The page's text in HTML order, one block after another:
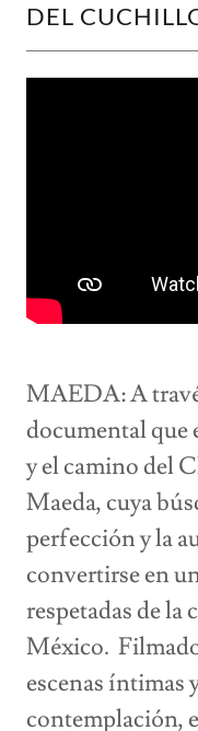
DEL
MAEDA: A
documental que
y el camino del
Maeda, cuya
perfección y la
convertirse en
respetadas de la
México.
escenas íntimas
contemplación,